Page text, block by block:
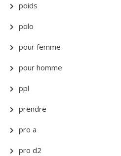
poids
polo
pour femme
pour homme
ppl
prendre
pro a
pro d2